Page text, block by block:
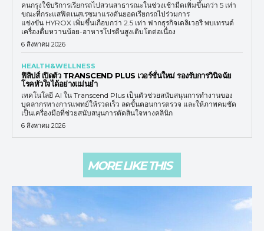
คนกรุงใช้บริการเรียกรถไปสวนสาธารณะในช่วงเช้ามืดเพิ่มขึ้นกว่า 5 เท่า
ขณะที่กระแสฟิตเนสเรซมาแรงดันยอดเรียกรถไปร่วมการ
แข่งขัน HYROX เพิ่มขึ้นเกือบกว่า 2.5 เท่า ฟากธุรกิจเดลิเวอรี พบเทรนด์
เครื่องดื่มหวานน้อย-อาหารโปรตีนสูงเติบโตต่อเนื่อง
6 สิงหาคม 2026
HEALTH&WELLNESS
ฟิลิปส์ เปิดตัว TRANSCEND PLUS เวอร์ชั่นใหม่ รองรับการวินิจฉัย
โรคหัวใจได้อย่างแม่นยำ
เทคโนโลยี AI ใน Transcend Plus เป็นตัวช่วยสนับสนุนการทำงานของ
บุคลากรทางการแพทย์ให้รวดเร็ว ลดขั้นตอนการตรวจ และให้ภาพคมชัด
เป็นเครื่องมือที่ช่วยสนับสนุนการตัดสินใจทางคลินิก
6 สิงหาคม 2026
MORE LIKE THIS